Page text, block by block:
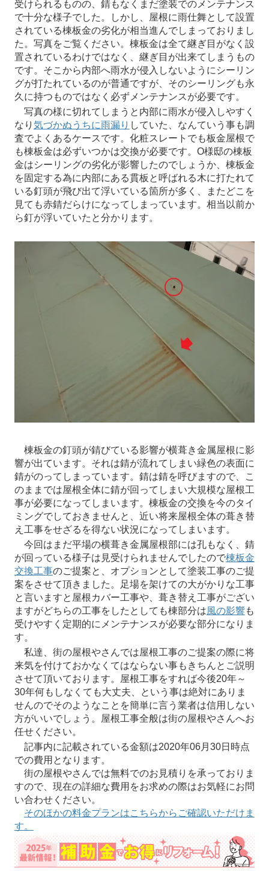
受けられるものの、錆もなくまだ塗装でのメンテナンス
で十分な様子でした。しかし、屋根に雨仕舞として設置
されている棟板金の劣化が相当進んでしまっておりまし
た。写真をご覧ください。棟板金は全て継ぎ目がなく設
置されているわけではなく、継ぎ目が出来てしまうもの
です。そこから内部へ雨水が侵入しないようにシーリン
グが打たれているのが普通ですが、そのシーリングも永
久に持つものではなく必ずメンテナンスが必要です。
写真の様に切れてしまうと内部に雨水が侵入しやすく
なり 気づかぬうちに雨漏り していた、なんていう事も調
査でよくあるケースです。化粧スレートでも板金屋根で
も棟板金は必ずいつかは交換が必要です。O様邸の棟板
金はシーリングの劣化が影響したのでしょうか、棟板金
を固定する為に内部にある貫板と呼ばれる木に打たれて
いる釘頭が飛び出て浮いている箇所が多く、またどこを
見ても赤錆だらけになってしまっています。相当以前か
ら釘が浮いていたと分かります。
棟板金の釘頭が錆びている影響が横葺き金属屋根に影
響が出ています。それは錆が流れてしまい緑色の表面に
錆がのってしまっています。錆は錆を呼びますので、こ
のままでは屋根全体に錆が回ってしまい大規模な屋根工
事が必要になってしまいます。棟板金の交換を今のタイ
ミングでしておきませんと、近い将来屋根全体の葺き替
え工事をせざるを得ない状況になってしまいます。
今回はまだ平場の横葺き金属屋根部には孔もなく、錆
が回っている様子は見受けられませんでしたので棟板金
交換工事のご提案と、オプションとして塗装工事のご提
案をさせて頂きました。足場を架けての大がかりな工事
と言いますと屋根カバー工事や、葺き替え工事がござい
ますがどちらの工事をしたとしても棟部分は風の影響も
受けやすく定期的にメンテナンスが必要な部分になりま
す。
私達、街の屋根やさんでは屋根工事のご提案の際に将
来気を付けておかなくてはならない事もきちんとご説明
させて頂いております。屋根工事をすれば今後20年～
30年何もしなくても大丈夫、という事は絶対にありま
せんのでそのようなことを簡単に言う業者は信用しない
方がいいでしょう。屋根工事全般は街の屋根やさんへお
任せください。
記事内に記載されている金額は2020年06月30日時点
での費用となります。
街の屋根やさんでは無料でのお見積りを承っておりま
すので、現在の詳細な費用をお求めの際はお気軽にお問
い合わせください。
そのほかの料金プランはこちらからご確認いただけま
す。